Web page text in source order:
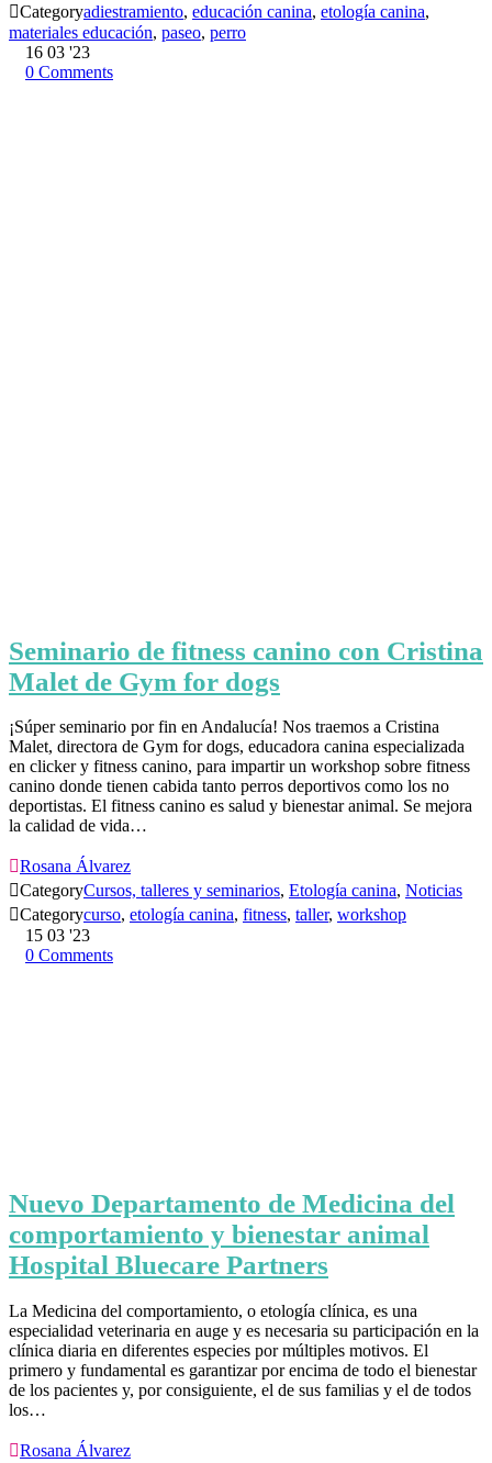
Categoryadiestramiento, educación canina, etología canina,
materiales educación, paseo, perro
16 03 '23
0 Comments
Seminario de fitness canino con Cristina
Malet de Gym for dogs
¡Súper seminario por fin en Andalucía! Nos traemos a Cristina
Malet, directora de Gym for dogs, educadora canina especializada
en clicker y fitness canino, para impartir un workshop sobre fitness
canino donde tienen cabida tanto perros deportivos como los no
deportistas. El fitness canino es salud y bienestar animal. Se mejora
la calidad de vida…
Rosana Álvarez
CategoryCursos, talleres y seminarios, Etología canina, Noticias
Categorycurso, etología canina, fitness, taller, workshop
15 03 '23
0 Comments
Nuevo Departamento de Medicina del
comportamiento y bienestar animal
Hospital Bluecare Partners
La Medicina del comportamiento, o etología clínica, es una
especialidad veterinaria en auge y es necesaria su participación en la
clínica diaria en diferentes especies por múltiples motivos. El
primero y fundamental es garantizar por encima de todo el bienestar
de los pacientes y, por consiguiente, el de sus familias y el de todos
los…
Rosana Álvarez